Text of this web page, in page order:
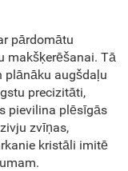
pārdomātu
makšķerēšanai. Tā
plānāku augšdaļu
precizitāti,
pievilina plēsīgās
zvīņas,
kristāli imitē